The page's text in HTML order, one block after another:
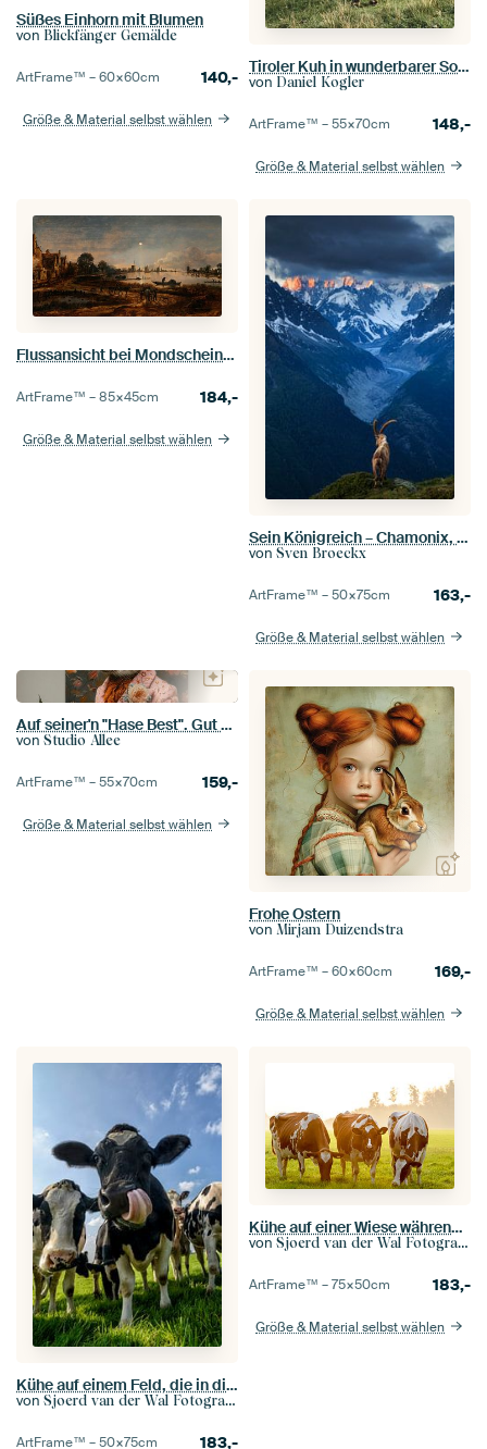
Süßes Einhorn mit Blumen
von Blickfänger Gemälde
ArtFrame™ –60×60cm 140,-
Größe & Material selbst wählen
Tiroler Kuh in wunderbarer Sommerlandschaft im Zillertal
von Daniel Kogler
ArtFrame™ –55×70cm 148,-
Größe & Material selbst wählen
Flussansicht bei Mondschein, Aert van der Neer
ArtFrame™ –85×45cm 184,-
Größe & Material selbst wählen
Sein Königreich – Chamonix, Frankreich
von Sven Broeckx
ArtFrame™ –50×75cm 163,-
Größe & Material selbst wählen
Auf seiner'n "Hase Best". Gut gekleidet mit einem Augenzwinkern ;-)
von Studio Allee
ArtFrame™ –55×70cm 159,-
Größe & Material selbst wählen
Frohe Ostern
von Mirjam Duizendstra
ArtFrame™ –60×60cm 169,-
Größe & Material selbst wählen
Kühe auf einem Feld, die in die Linse schauen
von Sjoerd van der Wal Fotografie
ArtFrame™ –50×75cm 183,-
Kühe auf einer Wiese während eines nebligen Sonnenaufgangs in der Region IJsseldelta. Das rotholstei
von Sjoerd van der Wal Fotografie
ArtFrame™ –75×50cm 183,-
Größe & Material selbst wählen